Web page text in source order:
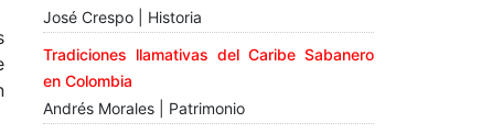
José Crespo | Historia
Tradiciones llamativas del Caribe Sabanero
en Colombia
Andrés Morales | Patrimonio